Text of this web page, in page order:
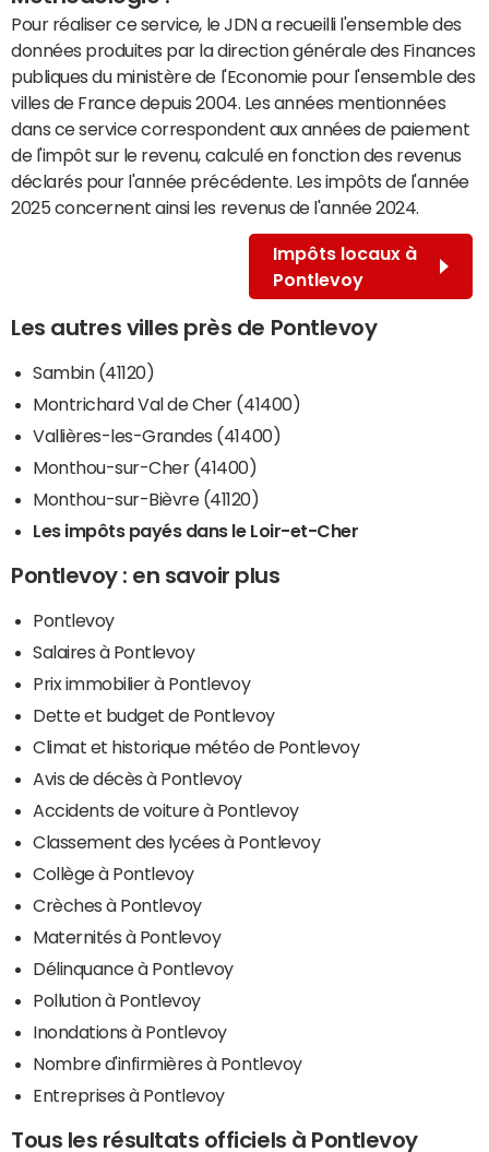
Pour réaliser ce service, le JDN a recueilli l'ensemble des
données produites par la direction générale des Finances
publiques du ministère de l'Economie pour l'ensemble des
villes de France depuis 2004. Les années mentionnées
dans ce service correspondent aux années de paiement
de l'impôt sur le revenu, calculé en fonction des revenus
déclarés pour l'année précédente. Les impôts de l'année
2025 concernent ainsi les revenus de l'année 2024.
Impôts locaux à
Pontlevoy
Les autres villes près de Pontlevoy
Sambin (41120)
Montrichard Val de Cher (41400)
Vallières-les-Grandes (41400)
Monthou-sur-Cher (41400)
Monthou-sur-Bièvre (41120)
Les impôts payés dans le Loir-et-Cher
Pontlevoy : en savoir plus
Pontlevoy
Salaires à Pontlevoy
Prix immobilier à Pontlevoy
Dette et budget de Pontlevoy
Climat et historique météo de Pontlevoy
Avis de décès à Pontlevoy
Accidents de voiture à Pontlevoy
Classement des lycées à Pontlevoy
Collège à Pontlevoy
Crèches à Pontlevoy
Maternités à Pontlevoy
Délinquance à Pontlevoy
Pollution à Pontlevoy
Inondations à Pontlevoy
Nombre d'infirmières à Pontlevoy
Entreprises à Pontlevoy
Tous les résultats officiels à Pontlevoy